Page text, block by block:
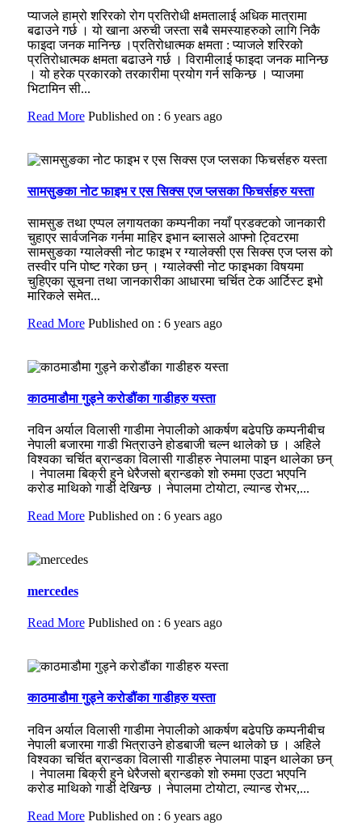
प्याजले हाम्रो शरिरको रोग प्रतिरोधी क्षमतालाई अधिक मात्रामा
बढाउने गर्छ । यो खाना अरुची जस्ता सबै समस्याहरुको लागि निकै
फाइदा जनक मानिन्छ ।प्रतिरोधात्मक क्षमता : प्याजले शरिरको
प्रतिरोधात्मक क्षमता बढाउने गर्छ । विरामीलाई फाइदा जनक मानिन्छ
। यो हरेक प्रकारको तरकारीमा प्रयोग गर्न सकिन्छ । प्याजमा
भिटामिन सी...
Read More Published on : 6 years ago
सामसुङका नोट फाइभ र एस सिक्स एज प्लसका फिचर्सहरु यस्ता
सामसुङ तथा एप्पल लगायतका कम्पनीका नयाँ प्रडक्टको जानकारी
चुहाएर सार्वजनिक गर्नमा माहिर इभान ब्लासले आफ्नो ट्विटरमा
सामसुङका ग्यालेक्सी नोट फाइभ र ग्यालेक्सी एस सिक्स एज प्लस को
तस्वीर पनि पोष्ट गरेका छन् । ग्यालेक्सी नोट फाइभका विषयमा
चुहिएका सूचना तथा जानकारीका आधारमा चर्चित टेक आर्टिस्ट इभो
मारिकले समेत...
Read More Published on : 6 years ago
काठमाडौमा गुड्ने करोडौंका गाडीहरु यस्ता
नविन अर्याल विलासी गाडीमा नेपालीको आकर्षण बढेपछि कम्पनीबीच
नेपाली बजारमा गाडी भित्राउने होडबाजी चल्न थालेको छ । अहिले
विश्वका चर्चित ब्रान्डका विलासी गाडीहरु नेपालमा पाइन थालेका छन्
। नेपालमा बिक्री हुने धेरैजसो ब्रान्डको शो रुममा एउटा भएपनि
करोड माथिको गाडी देखिन्छ । नेपालमा टोयोटा, ल्यान्ड रोभर,...
Read More Published on : 6 years ago
mercedes
Read More Published on : 6 years ago
काठमाडौमा गुड्ने करोडौंका गाडीहरु यस्ता
नविन अर्याल विलासी गाडीमा नेपालीको आकर्षण बढेपछि कम्पनीबीच
नेपाली बजारमा गाडी भित्राउने होडबाजी चल्न थालेको छ । अहिले
विश्वका चर्चित ब्रान्डका विलासी गाडीहरु नेपालमा पाइन थालेका छन्
। नेपालमा बिक्री हुने धेरैजसो ब्रान्डको शो रुममा एउटा भएपनि
करोड माथिको गाडी देखिन्छ । नेपालमा टोयोटा, ल्यान्ड रोभर,...
Read More Published on : 6 years ago